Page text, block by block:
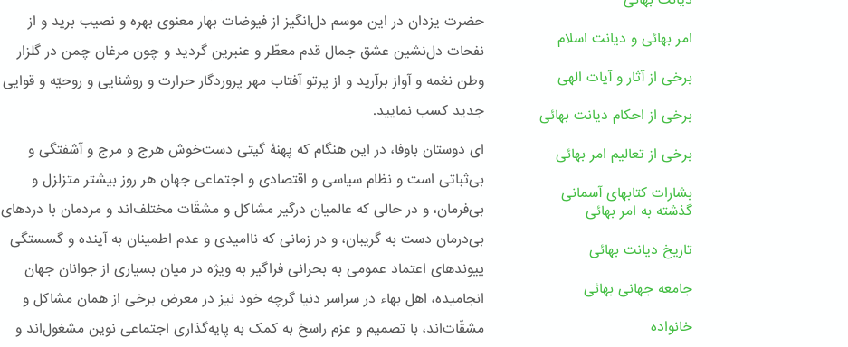
حضرت یزدان در این موسم دل‌انگیز از فیوضات بهار معنوی بهره و نصیب برید و از
نفحات دل‌نشین عشق جمال قدم معطّر و عنبرین گردید و چون مرغان چمن در گلزار
وطن نغمه و آواز برآرید و از پرتو آفتاب مهر پروردگار حرارت و روشنایی و روحیّه‌ و قوایی
جدید کسب نمایید.
ای دوستان باوفا، در این هنگام که پهنۀ گیتی دست‌خوش هرج و مرج و آشفتگی و
بی‌ثباتی است و نظام سیاسی و اقتصادی و اجتماعی جهان هر روز بیشتر متزلزل و
بی‌فرمان،‌ و در حالی که عالمیان درگیر مشاکل و مشقّات‌ مختلف‌اند و مردمان با دردهای
بی‌درمان دست به گریبان، و در زمانی که ناامیدی و عدم اطمینان به آینده و گسستگی
پیوندهای اعتماد عمومی به بحرانی فراگیر به ویژه در میان بسیاری از جوانان جهان
انجامیده، اهل بهاء در سراسر دنیا گرچه خود نیز در معرض برخی از همان مشاکل و
مشقّات‌اند، با تصمیم و عزم راسخ به کمک به پایه‌گذاری اجتماعی نوین مشغول‌اند و
امر بهائی و دیانت اسلام
برخی از آثار و آیات الهی
برخی از احکام دیانت بهائی
برخی از تعالیم امر بهائی
بشارات کتابهای آسمانی
گذشته به امر بهائی
تاریخ دیانت بهائی
جامعه جهانی بهائی
خانواده